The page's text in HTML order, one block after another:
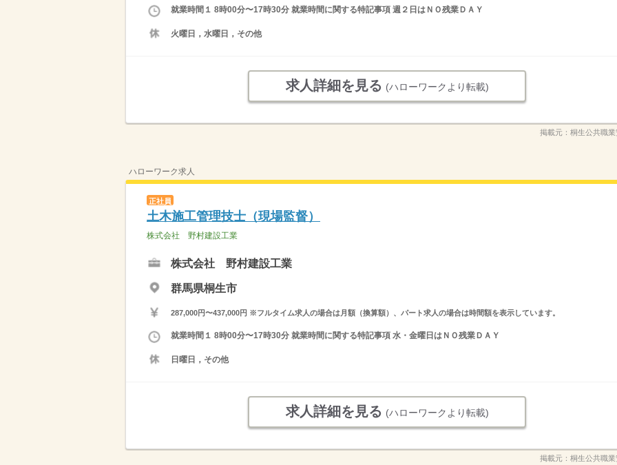
就業時間１ 8時00分〜17時30分 就業時間に関する特記事項 週２日はＮＯ残業ＤＡＹ
火曜日，水曜日，その他
求人詳細を見る (ハローワークより転載)
掲載元： 桐生公共職
ハローワーク求人
正社員
土木施工管理技士（現場監督）
株式会社 野村建設工業
株式会社 野村建設工業
群馬県桐生市
287,000円〜437,000円 ※フルタイム求人の場合は月額（換算額）、パート求人の場合は時間額を表示しています。
就業時間１ 8時00分〜17時30分 就業時間に関する特記事項 水・金曜日はＮＯ残業ＤＡＹ
日曜日，その他
求人詳細を見る (ハローワークより転載)
掲載元： 桐生公共職